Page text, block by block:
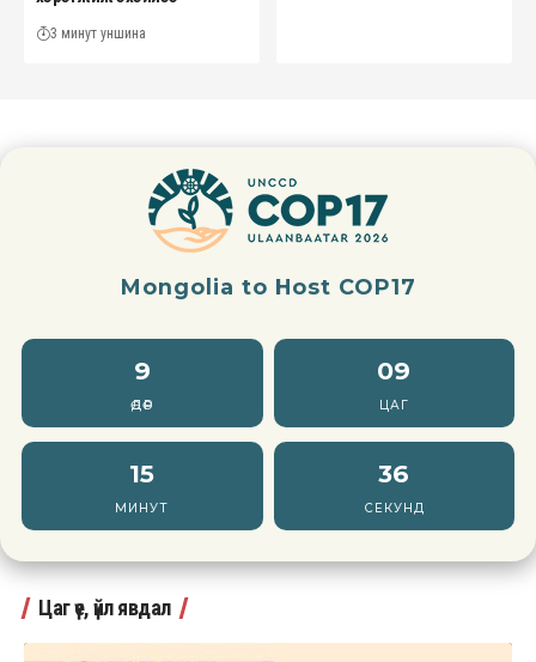
3 минут уншина
Mongolia to Host COP17
9
ӨДӨР
09
ЦАГ
15
МИНУТ
35
СЕКУНД
Цаг үе, үйл явдал